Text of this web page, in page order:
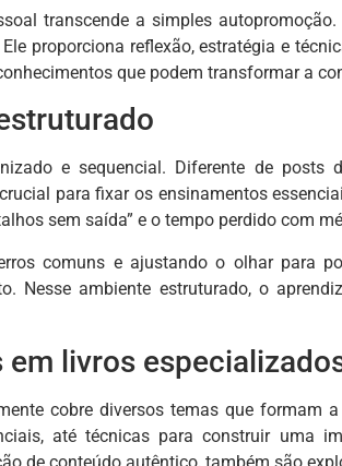
transcende a simples
proporciona reflexão, estratégia e
que podem transformar a
e sequencial. Diferente de posts
para fixar os ensinamentos
sem saída” e o tempo perdido com
comuns e ajustando o olhar para
Nesse ambiente estruturado, o
livros
cobre diversos temas que formam
até técnicas para construir uma